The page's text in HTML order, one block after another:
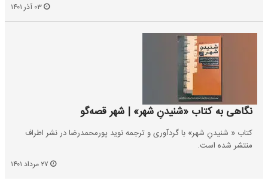
نگاهی به کتاب «شنیدنِ شهر» | شهر قصه‌گو
کتاب « شنیدنِ شهر» با گردآوری و ترجمه نوید پورمحمدرضا در نشر اطراف
منتشر شده است.